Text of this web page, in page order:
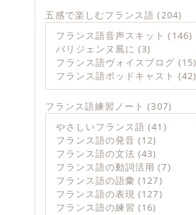
五感で楽しむフランス語 (204)
フランス語音声スキット (146)
パリジェンヌ風に (3)
フランス語ヴォイスブログ (15)
フランス語ポッドキャスト (42)
フランス語練習ノート (307)
やさしいフランス語 (41)
フランス語の発音 (12)
フランス語の文法 (43)
フランス語の動詞活用 (7)
フランス語の語彙 (127)
フランス語の表現 (127)
フランス語の練習 (16)